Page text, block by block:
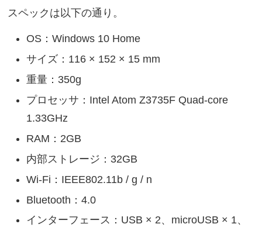
スペックは以下の通り。
OS：Windows 10 Home
サイズ：116 × 152 × 15 mm
重量：350g
プロセッサ：Intel Atom Z3735F Quad-core
1.33GHz
RAM：2GB
内部ストレージ：32GB
Wi-Fi：IEEE802.11b / g / n
Bluetooth：4.0
インターフェース：USB × 2、microUSB × 1、